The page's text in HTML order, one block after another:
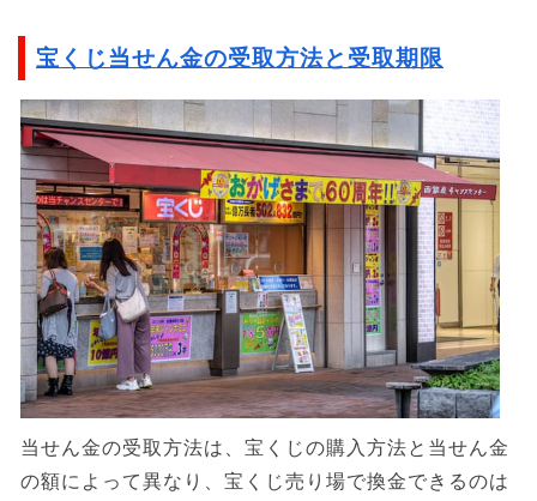
宝くじ当せん金の受取方法と受取期限
当せん金の受取方法は、宝くじの購入方法と当せん金
の額によって異なり、宝くじ売り場で換金できるのは